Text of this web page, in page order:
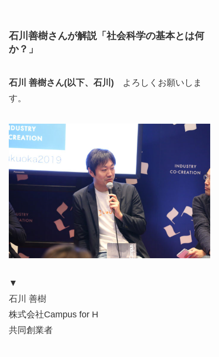
石川善樹さんが解説「社会科学の基本とは何
か？」
石川 善樹さん(以下、石川) よろしくお願いしま
す。
▼
石川 善樹
株式会社Campus for H
共同創業者